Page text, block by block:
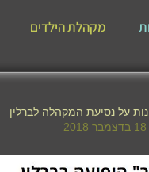
מקהלת הילדים
על נסיעת המקהלה לברלין
18 בדצמבר 2018